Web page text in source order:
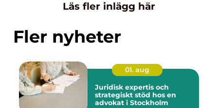
Läs fler inlägg här
Fler nyheter
01. aug
Juridisk expertis och
strategiskt stöd hos en
advokat i Stockholm